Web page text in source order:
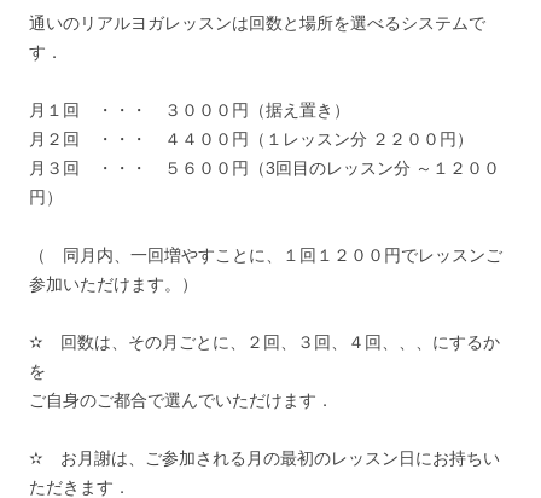
通いのリアルヨガレッスンは回数と場所を選べるシステムで
す．
月１回 ・・・ ３０００円（据え置き）
月２回 ・・・ ４４００円（１レッスン分 ２２００円）
月３回 ・・・ ５６００円（3回目のレッスン分 ～１２００
円）
（ 同月内、一回増やすことに、１回１２００円でレッスンご
参加いただけます。）
✫ 回数は、その月ごとに、２回、３回、４回、、、にするか
を
ご自身のご都合で選んでいただけます．
✫ お月謝は、ご参加される月の最初のレッスン日にお持ちい
ただきます．